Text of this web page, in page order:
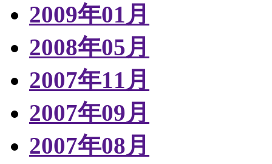
2009年01月
2008年05月
2007年11月
2007年09月
2007年08月